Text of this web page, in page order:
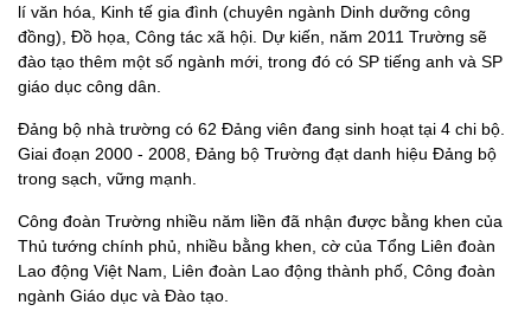
lí văn hóa, Kinh tế gia đình (chuyên ngành Dinh dưỡng công
đồng), Đồ họa, Công tác xã hội. Dự kiến, năm 2011 Trường sẽ
đào tạo thêm một số ngành mới, trong đó có SP tiếng anh và SP
giáo dục công dân.
Đảng bộ nhà trường có 62 Đảng viên đang sinh hoạt tại 4 chi bộ.
Giai đoạn 2000 - 2008, Đảng bộ Trường đạt danh hiệu Đảng bộ
trong sạch, vững mạnh.
Công đoàn Trường nhiều năm liền đã nhận được bằng khen của
Thủ tướng chính phủ, nhiều bằng khen, cờ của Tổng Liên đoàn
Lao động Việt Nam, Liên đoàn Lao động thành phố, Công đoàn
ngành Giáo dục và Đào tạo.